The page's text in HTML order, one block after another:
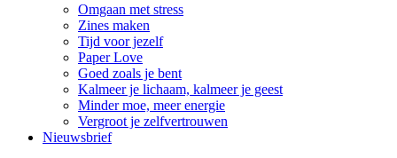
Omgaan met stress
Zines maken
Tijd voor jezelf
Paper Love
Goed zoals je bent
Kalmeer je lichaam, kalmeer je geest
Minder moe, meer energie
Vergroot je zelfvertrouwen
Nieuwsbrief